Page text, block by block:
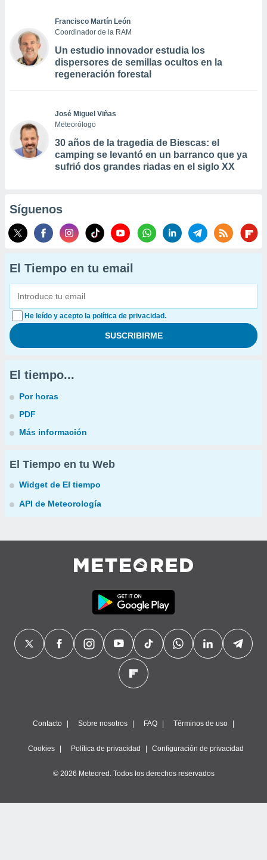
Francisco Martín León
Coordinador de la RAM
Un estudio innovador estudia los
dispersores de semillas ocultos en la
regeneración forestal
José Miguel Viñas
Meteorólogo
30 años de la tragedia de Biescas: el
camping se levantó en un barranco que ya
sufrió dos grandes riadas en el siglo XX
Síguenos
El Tiempo en tu email
He leído y acepto la política de privacidad.
El tiempo...
Por horas
PDF
Más información
El Tiempo en tu Web
Widget de El tiempo
API de Meteorología
Contacto Sobre nosotros FAQ Términos de uso
Cookies Política de privacidad Configuración de privacidad
© 2026 Meteored. Todos los derechos reservados